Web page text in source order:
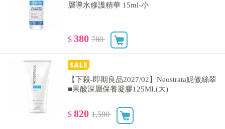
層導水修護精華 15ml-小
$ 380 780
【下殺-即期良品2027/02】Neostrata妮傲絲翠
■果酸深層保養凝膠125ML(大)
$ 820 1,500